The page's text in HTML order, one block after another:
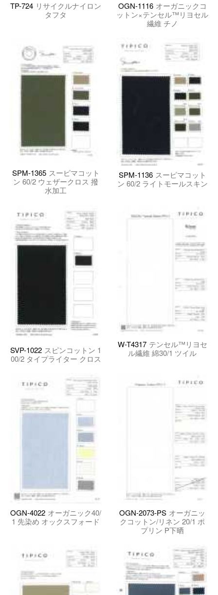
TP-724 リサイクルナイロン
タフタ
OGN-1116 オーガニックコ
ットン×テンセル™リヨセル
繊維 チノ
SPM-1365 スーピマコット
ン 60/2 ウェザークロス 撥
水加工
SPM-1136 スーピマコット
ン 60/2 ライトモールスキン
SVP-1022 スピンコットン 1
00/2 タイプライター クロス
W-T4317 テンセル™リヨセ
ル繊維 綿30/1 ツイル
OGN-4022 オーガニック40/
1 先染め オックスフォード
OGN-2073-PS オーガニッ
クコットン/リネン 20/1 ポ
プリン P下晒